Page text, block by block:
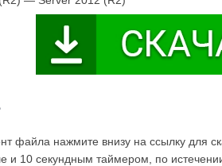
файла нажмите внизу на ссылку для
10 секундным таймером, по истечении